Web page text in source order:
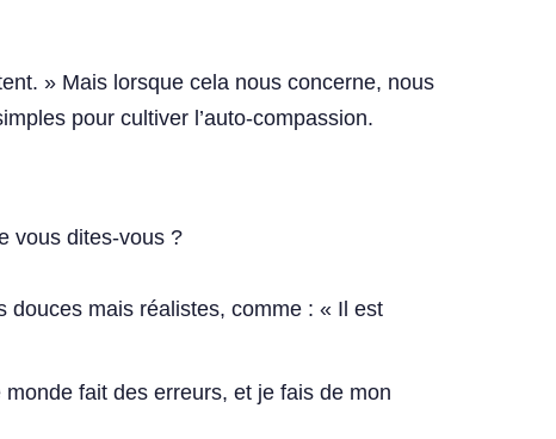
» Mais lorsque cela nous concerne, nous
pour cultiver l’auto-compassion.
vous dites-vous ?
douces mais réalistes, comme : « Il est
fait des erreurs, et je fais de mon